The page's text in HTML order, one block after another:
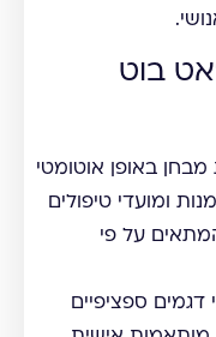
בוט
מבחן באופן אוטומטי
ומועדי טיפולים
על פי
ספציפיים